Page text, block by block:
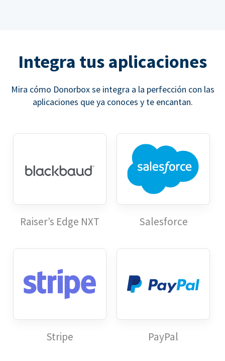
Integra tus aplicaciones
Mira cómo Donorbox se integra a la perfección con las
aplicaciones que ya conoces y te encantan.
Raiser’s Edge NXT Salesforce
Stripe PayPal